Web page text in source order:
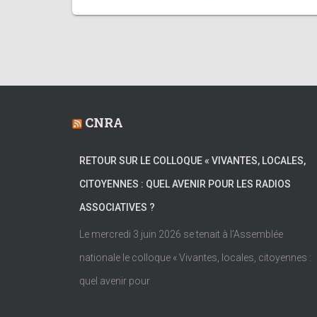
CNRA
RETOUR SUR LE COLLOQUE « VIVANTES, LOCALES,
CITOYENNES : QUEL AVENIR POUR LES RADIOS
ASSOCIATIVES ?
Le mercredi 3 juin 2026 se tenait à l’Assemblée
nationale le colloque « Vivantes, locales, citoyennes :
quel avenir pour